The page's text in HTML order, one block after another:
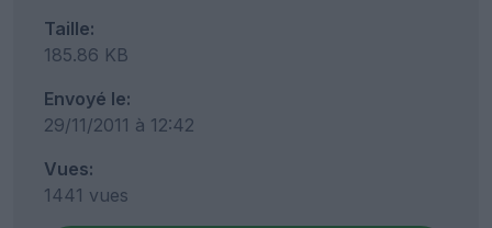
Taille:
185.86 KB
Envoyé le:
29/11/2011 à 12:42
Vues:
1441 vues